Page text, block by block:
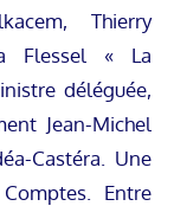
Thierry
Flessel « La
déléguée,
Jean-Michel
Castéra. Une
Entre